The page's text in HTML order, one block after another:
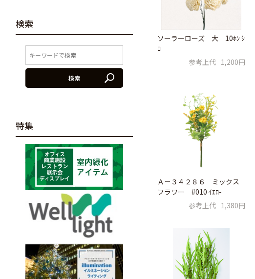
ソーラーローズ 大 10ﾎﾝ ｼ
ﾛ
参考上代 1,200円
Ａ－３４２８６ ミックス
フラワー #010 ｲｴﾛ-
参考上代 1,380円
検索
検索
特集